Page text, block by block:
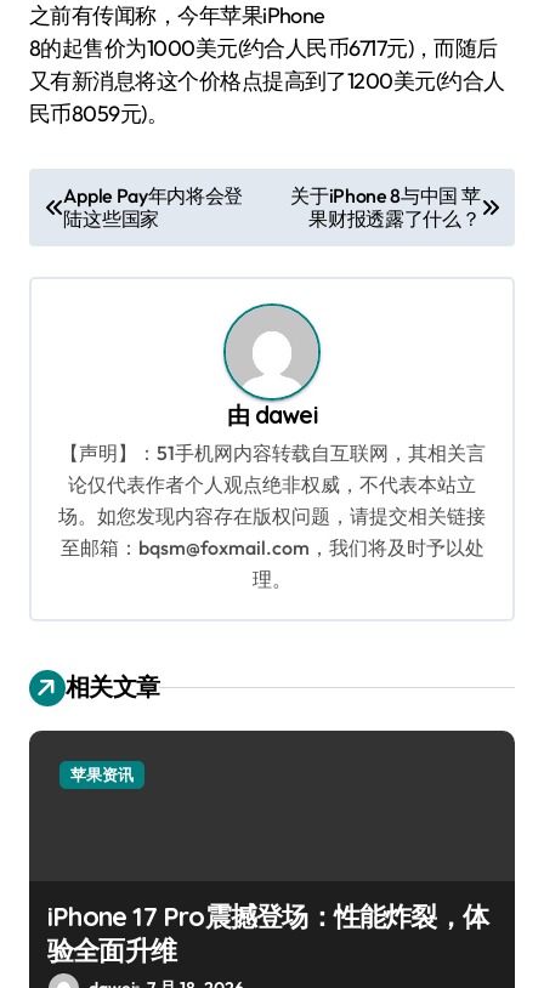
之前有传闻称，今年苹果iPhone
8的起售价为1000美元(约合人民币6717元)，而随后
又有新消息将这个价格点提高到了1200美元(约合人
民币8059元)。
章
导
Apple Pay年内将会登
陆这些国家
关于iPhone 8与中国 苹
果财报透露了什么？
由 dawei
【声明】：51手机网内容转载自互联网，其相关言
论仅代表作者个人观点绝非权威，不代表本站立
场。如您发现内容存在版权问题，请提交相关链接
至邮箱：bqsm@foxmail.com，我们将及时予以处
理。
相关文章
苹果资讯
iPhone 17 Pro震撼登场：性能炸裂，体
验全面升维